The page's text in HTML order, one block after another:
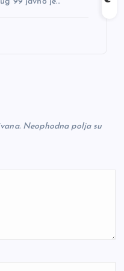
Neophodna polja su